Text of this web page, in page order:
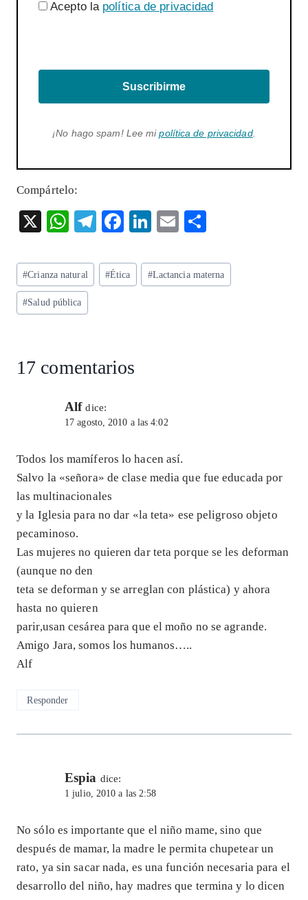
Acepto la política de privacidad
Suscribirme
¡No hago spam! Lee mipolítica de privacidad.
Compártelo:
X
W
ts
A
p
T
eg
ra
F
eb
o
Li
ke
dI
E
ai
l
re
Etiquetas
de
la
#Crianza natural #Ética #Lactancia materna
#Salud pública
17 comentarios
Alf dice:
17 agosto, 2010 a las 4:02
Todos los mamíferos lo hacen así.
Salvo la «señora» de clase media que fue educada por
las multinacionales
y la Iglesia para no dar «la teta» ese peligroso objeto
pecaminoso.
Las mujeres no quieren dar teta porque se les deforman
(aunque no den
teta se deforman y se arreglan con plástica) y ahora
hasta no quieren
parir,usan cesárea para que el moño no se agrande.
Amigo Jara, somos los humanos…..
Alf
Responder
Espia dice:
1 julio, 2010 a las 2:58
No sólo es importante que el niño mame, sino que
después de mamar, la madre le permita chupetear un
rato, ya sin sacar nada, es una función necesaria para el
desarrollo del niño, hay madres que termina y lo dicen